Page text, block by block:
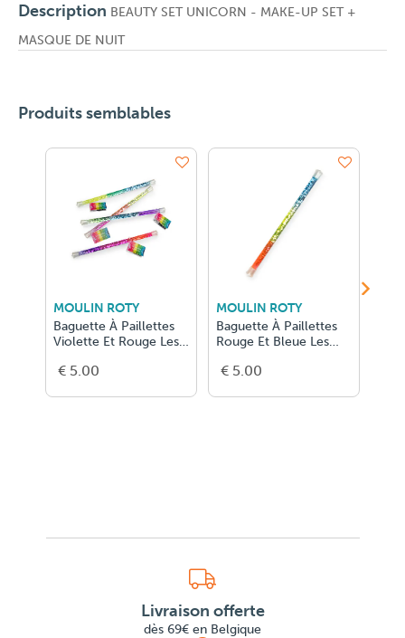
Description BEAUTY SET UNICORN - MAKE-UP SET +
MASQUE DE NUIT
Produits semblables
MOULIN ROTY
Baguette À Paillettes
Violette Et Rouge Les
€ 5.00
MOULIN ROTY
Baguette À Paillettes
Rouge Et Bleue Les
€ 5.00
Livraison offerte
dès 69€ en Belgique